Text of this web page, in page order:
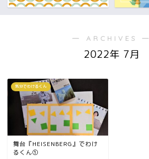
― ARCHIVES ―
2022年 7月
気分でわけるくん
舞台『HEISENBERG』でわけ
るくん①